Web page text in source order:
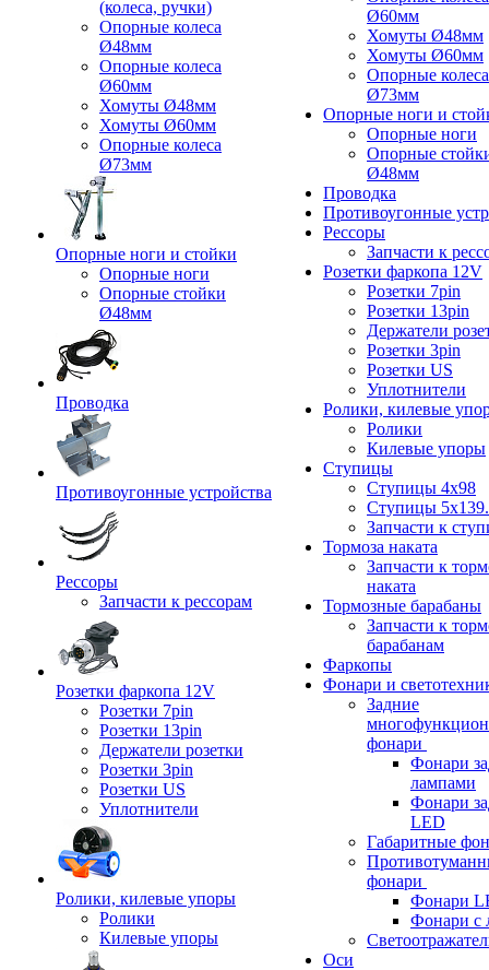
(колеса, ручки)
Опорные колеса
Ø48мм
Опорные колеса
Ø60мм
Хомуты Ø48мм
Хомуты Ø60мм
Опорные колеса
Ø73мм
Опорные ноги и стойки
Опорные ноги
Опорные стойки
Ø48мм
Проводка
Противоугонные устройства
Рессоры
Запчасти к рессорам
Розетки фаркопа 12V
Розетки 7pin
Розетки 13pin
Держатели розетки
Розетки 3pin
Розетки US
Уплотнители
Ролики, килевые упоры
Ролики
Килевые упоры
Ø60мм
Хомуты Ø48мм
Хомуты Ø60мм
Опорные колеса
Ø73мм
Опорные ноги и
Опорные ноги
Опорные
Ø48мм
Проводка
Противоугонные
Рессоры
Запчасти к
Розетки фаркопа 12V
Розетки 7pin
Розетки 13pin
Держатели
Розетки 3pin
Розетки US
Уплотнители
Ролики, килевые
Ролики
Килевые упоры
Ступицы
Ступицы 4x98
Ступицы
Запчасти к
Тормоза наката
Запчасти к
наката
Тормозные барабаны
Запчасти к
барабанам
Фаркопы
Фонари и
Задние
фонари
Фонари
лампами
Фонари
LED
Габаритные
фонари
Фонари
Фонари с
Оси